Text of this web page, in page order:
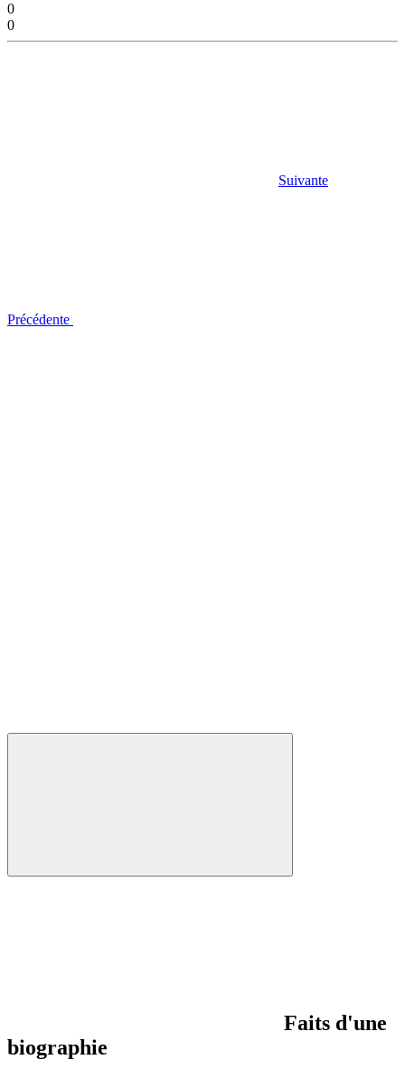
0
0
Suivante
Précédente
Faits d'une
biographie